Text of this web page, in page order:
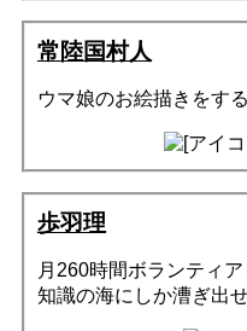
常陸国村人
ウマ娘のお絵描きをす
歩羽理
月260時間ボランティ
知識の海にしか漕ぎ出